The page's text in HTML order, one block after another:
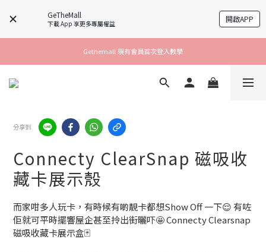
GeTheMall
下載 App 享更多專屬權益 開啟APP
Gethemall 現有會員首次登入教學
分享到
Connecty ClearSnap 磁吸收
藏卡展示殼
而家咁多人玩卡，有時候有啲靚卡都想Show Off 一下😌 有咗
佢就可平時擺響屋企甚至拎出街曬吓🤩 Connecty Clearsnap
磁吸收藏卡展示盒🃏